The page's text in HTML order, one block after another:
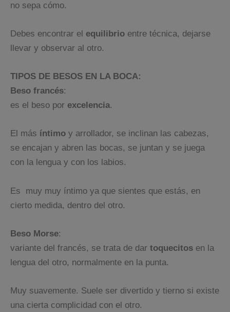
no sepa cómo.
Debes encontrar el equilibrio entre técnica, dejarse
llevar y observar al otro.
TIPOS DE BESOS EN LA BOCA:
Beso francés:
es el beso por excelencia.
El más íntimo y arrollador, se inclinan las cabezas,
se encajan y abren las bocas, se juntan y se juega
con la lengua y con los labios.
Es muy muy íntimo ya que sientes que estás, en
cierto medida, dentro del otro.
Beso Morse:
variante del francés, se trata de dar toquecitos en la
lengua del otro, normalmente en la punta.
Muy suavemente. Suele ser divertido y tierno si existe
una cierta complicidad con el otro.